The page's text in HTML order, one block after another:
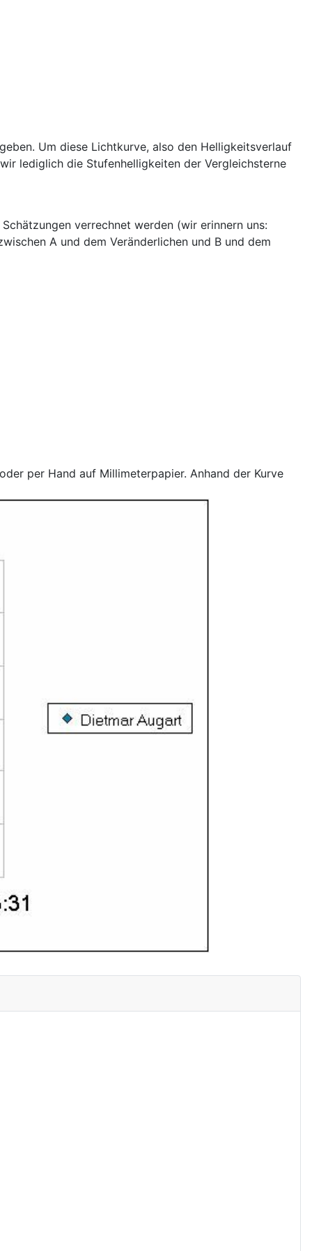
Um diese Lichtkurve, also den Helligkeitsverlauf
lediglich die Stufenhelligkeiten der Vergleichsterne
verrechnet werden (wir erinnern uns:
A und dem Veränderlichen und B und dem
per Hand auf Millimeterpapier. Anhand der Kurve